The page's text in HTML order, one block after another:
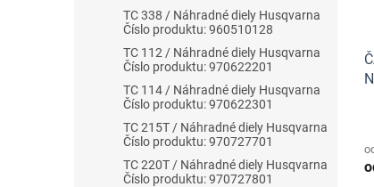
TC 338 / Náhradné diely Husqvarna
Číslo produktu: 960510128
TC 112 / Náhradné diely Husqvarna
Číslo produktu: 970622201
TC 114 / Náhradné diely Husqvarna
Číslo produktu: 970622301
TC 215T / Náhradné diely Husqvarna
Číslo produktu: 970727701
TC 220T / Náhradné diely Husqvarna
Číslo produktu: 970727801